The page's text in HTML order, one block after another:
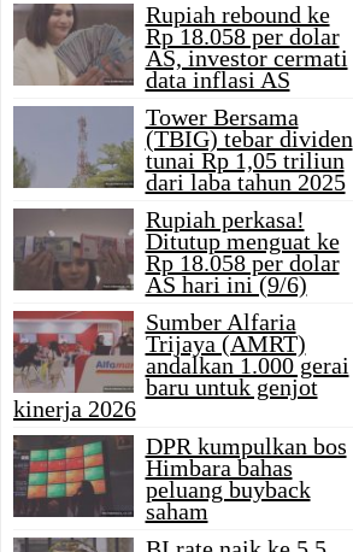
Rupiah rebound ke
Rp 18.058 per dolar
AS, investor cermati
data inflasi AS
Tower Bersama
(TBIG) tebar dividen
tunai Rp 1,05 triliun
dari laba tahun 2025
Rupiah perkasa!
Ditutup menguat ke
Rp 18.058 per dolar
AS hari ini (9/6)
Sumber Alfaria
Trijaya (AMRT)
andalkan 1.000 gerai
baru untuk genjot
kinerja 2026
DPR kumpulkan bos
Himbara bahas
peluang buyback
saham